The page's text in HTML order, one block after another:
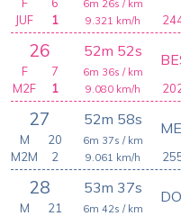
6m 26s / km
9.321 km/h
JUF
1
26 52m 52s
6m 36s / km
9.080 km/h
F
7
M2F
1
27 52m 58s
6m 37s / km
9.061 km/h
M
20
M2M
2
28 53m 37s
6m 42s / km
M
21